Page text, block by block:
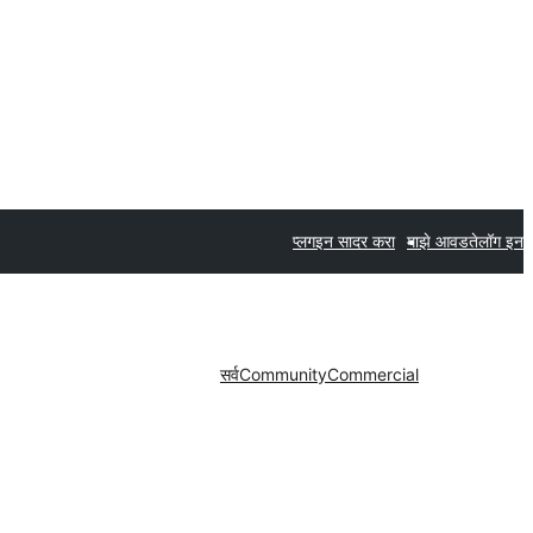
प्लगइन सादर करा माझे आवडतेलॉग इन
सर्वCommunityCommercial